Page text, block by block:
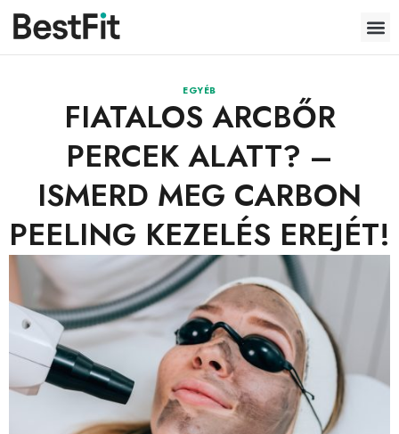
EGYÉB
FIATALOS ARCBŐR
PERCEK ALATT? –
ISMERD MEG CARBON
PEELING KEZELÉS EREJÉT!